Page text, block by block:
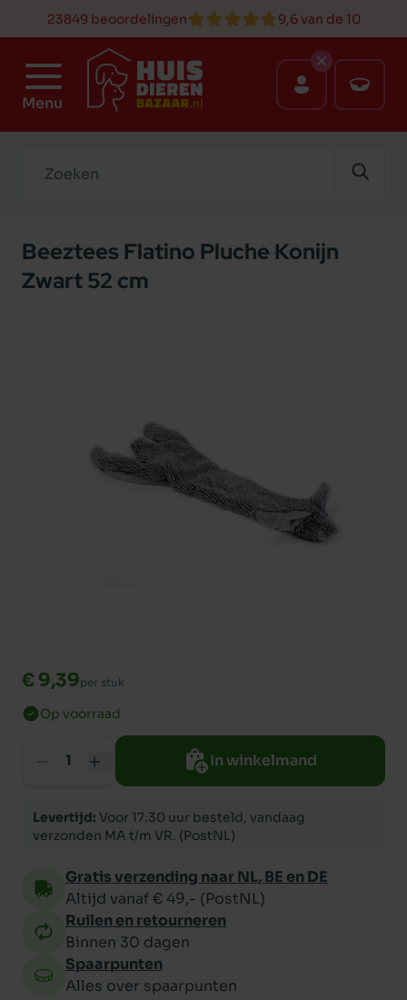
23849 beoordelingen 9,6 van de 10
Menu
Beeztees Flatino Pluche Konijn
Zwart 52 cm
€ 9,39per stuk
Op voorraad
In winkelmand
Levertijd: Voor 17.30 uur besteld, vandaag
verzonden MA t/m VR. (PostNL)
Gratis verzending naar NL, BE en DE
Altijd vanaf € 49,- (PostNL)
Ruilen en retourneren
Binnen 30 dagen
Spaarpunten
Alles over spaarpunten